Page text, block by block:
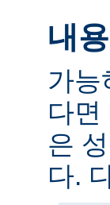
내
가능
다면
은
다.